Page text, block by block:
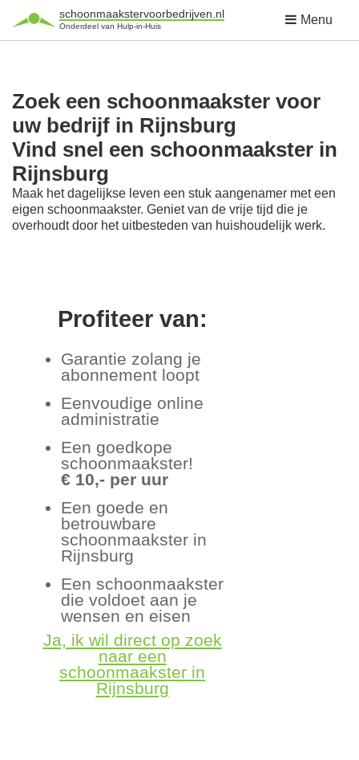
schoonmaakstervoorbedrijven.nl
Onderdeel van Hulp-in-Huis Menu
Zoek een schoonmaakster voor
uw bedrijf in Rijnsburg
Vind snel een schoonmaakster in
Rijnsburg
Maak het dagelijkse leven een stuk aangenamer met een
eigen schoonmaakster. Geniet van de vrije tijd die je
overhoudt door het uitbesteden van huishoudelijk werk.
Profiteer van:
Garantie zolang je
abonnement loopt
Eenvoudige online
administratie
Een goedkope
schoonmaakster!
€ 10,- per uur
Een goede en
betrouwbare
schoonmaakster in
Rijnsburg
Een schoonmaakster
die voldoet aan je
wensen en eisen
Ja, ik wil direct op zoek
naar een
schoonmaakster in
Rijnsburg